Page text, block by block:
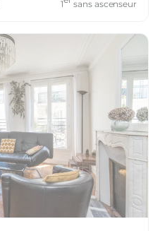
1 sans ascenseur